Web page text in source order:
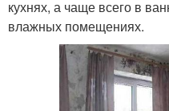
кухнях, а чаще всего в
влажных помещениях.